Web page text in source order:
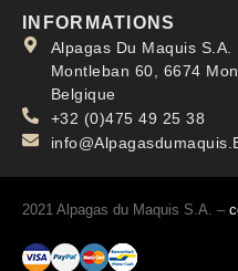
INFORMATIONS
Alpagas Du Maquis S.A.
Montleban 60, 6674
Belgique
+32 (0)475 49 25 38
2021 Alpagas du Maquis S.A. –